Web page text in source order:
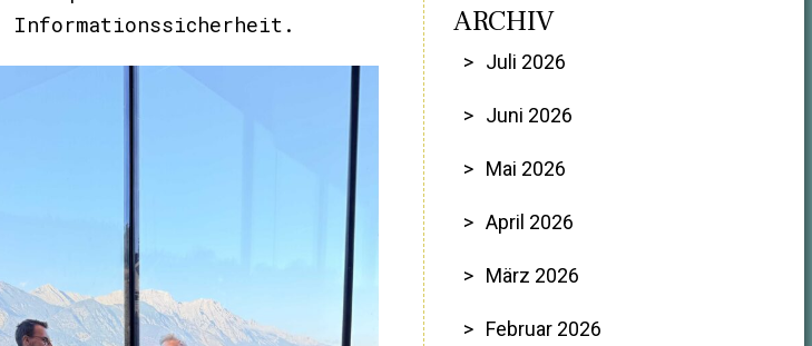
Informationssicherheit.
ARCHIV
Juli 2026
Juni 2026
Mai 2026
April 2026
März 2026
Februar 2026